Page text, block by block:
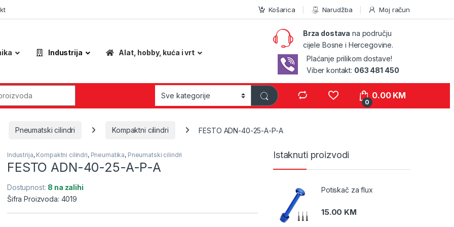
Košarica Narudžba Moj račun
Industrija Alat, hobby, kuća i vrt
Brza dostava na području
cijele Bosne i Hercegovine.
Plaćanje prilikom dostave!
Viber kontakt: 063 481 450
0
0.00 KM
Pneumatski cilindri Kompaktni cilindri FESTO ADN-40-25-A-P-A
Industrija, Kompaktni cilindri, Pneumatika, Pneumatski cilindri
FESTO ADN-40-25-A-P-A
Dostupnost: 8 na zalihi
Šifra Proizvoda: 4019
Istaknuti proizvodi
Potiskač za flux
15.00 KM